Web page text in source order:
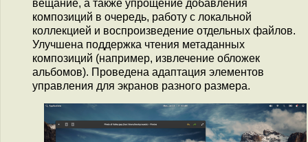
вещание, а также упрощение добавления
композиций в очередь, работу с локальной
коллекцией и воспроизведение отдельных файлов.
Улучшена поддержка чтения метаданных
композиций (например, извлечение обложек
альбомов). Проведена адаптация элементов
управления для экранов разного размера.